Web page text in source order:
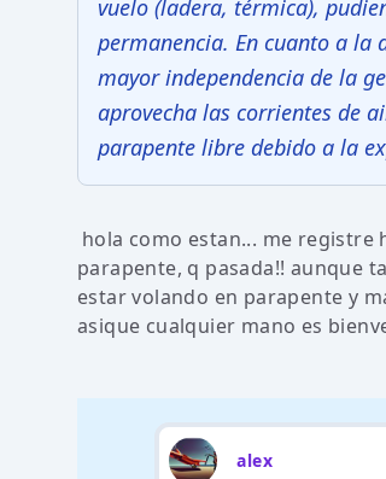
vuelo (ladera, térmica),
permanencia. En cuanto a
mayor independencia de la
aprovecha las corrientes de
parapente libre debido a la
hola como estan... me registre
parapente, q pasada!! aunque
estar volando en parapente y
asique cualquier mano es
alex